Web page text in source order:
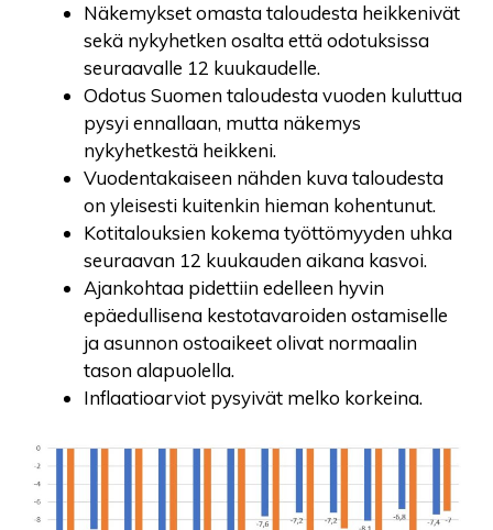
Näkemykset omasta taloudesta heikkenivät
sekä nykyhetken osalta että odotuksissa
seuraavalle 12 kuukaudelle.
Odotus Suomen taloudesta vuoden kuluttua
pysyi ennallaan, mutta näkemys
nykyhetkestä heikkeni.
Vuodentakaiseen nähden kuva taloudesta
on yleisesti kuitenkin hieman kohentunut.
Kotitalouksien kokema työttömyyden uhka
seuraavan 12 kuukauden aikana kasvoi.
Ajankohtaa pidettiin edelleen hyvin
epäedullisena kestotavaroiden ostamiselle
ja asunnon ostoaikeet olivat normaalin
tason alapuolella.
Inflaatioarviot pysyivät melko korkeina.